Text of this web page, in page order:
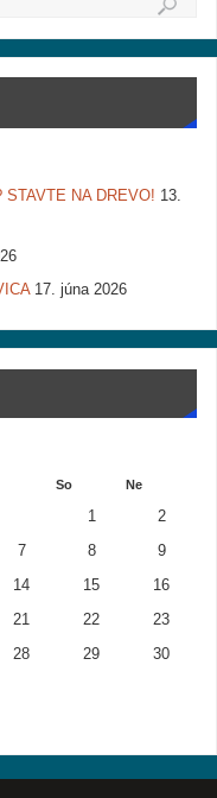
NA DREVO! 13.
17. júna 2026
So Ne
1 2
7 8 9
14 15 16
21 22 23
28 29 30